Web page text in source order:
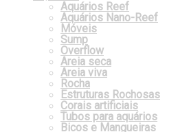
Aquários Reef
Aquários Nano-Reef
Móveis
Sump
Overflow
Areia seca
Areia viva
Rocha
Estruturas Rochosas
Corais artificiais
Tubos para aquários
Bicos e Mangueiras